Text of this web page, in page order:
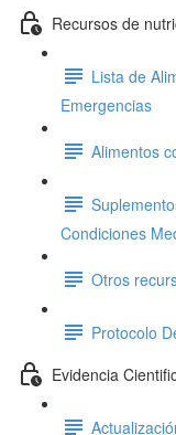
Recursos de
Lista de
Emergencias
Alimentos
Condiciones
Otros
Protocolo
Evidencia